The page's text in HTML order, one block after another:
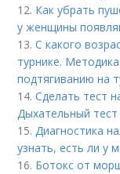
12. Как убрать
у женщины
13.С какого
турнике.
подтягиванию на
14.Сделать тест
Дыхательный
15.Диагностика
узнать, есть ли у
16. Ботокс от